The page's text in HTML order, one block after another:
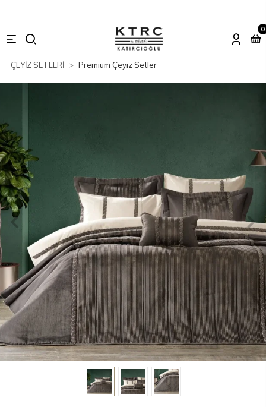
0
ÇEYİZ SETLERİ Premium Çeyiz Setler